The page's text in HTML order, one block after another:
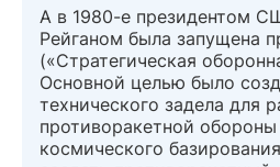
А в 1980-е президентом
Рейганом была запущена
(«Стратегическая
Основной целью было
технического задела для
противоракетной
космического